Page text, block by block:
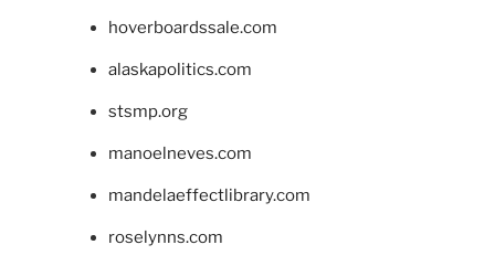
hoverboardssale.com
alaskapolitics.com
stsmp.org
manoelneves.com
mandelaeffectlibrary.com
roselynns.com